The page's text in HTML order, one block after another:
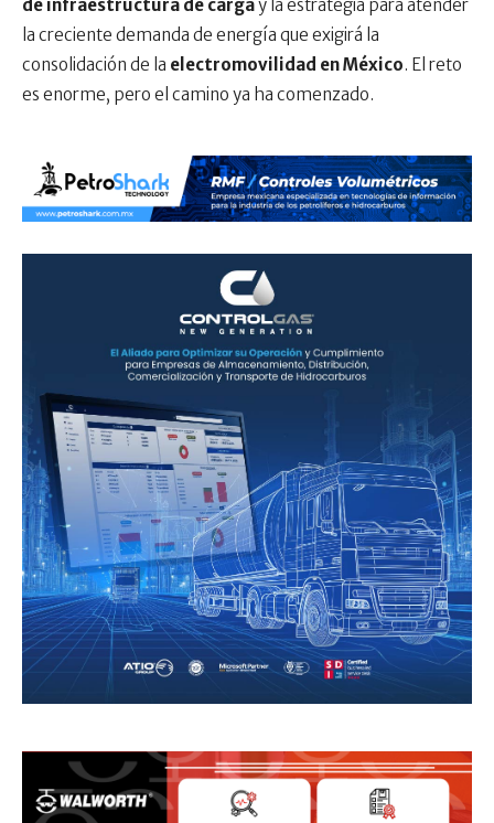
de infraestructura de cargay la estrategia para atender
la creciente demanda de energía que exigirá la
consolidación de la electromovilidad en México. El reto
es enorme, pero el camino ya ha comenzado.